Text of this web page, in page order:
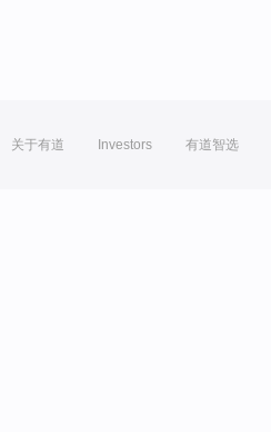
关于有道 Investors 有道智选